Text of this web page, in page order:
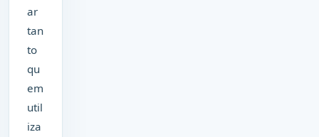
ar
tan
to
qu
em
util
iza